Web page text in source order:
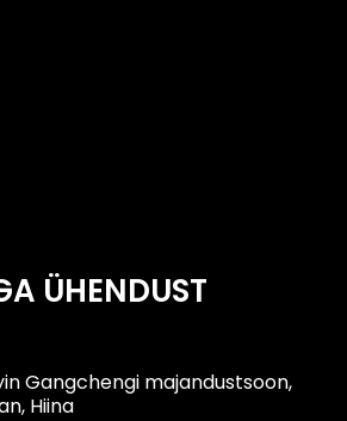
ÜHENDUST
Gangchengi majandustsoon,
Hiina